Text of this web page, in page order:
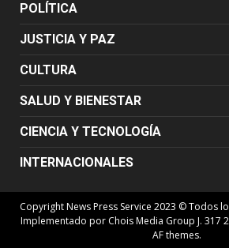
POLÍTICA
JUSTICIA Y PAZ
CULTURA
SALUD Y BIENESTAR
CIENCIA Y TECNOLOGÍA
INTERNACIONALES
Copyright News Press Service 2023 © Todos
Implementado por Chois Media Group J. 317
AF themes.